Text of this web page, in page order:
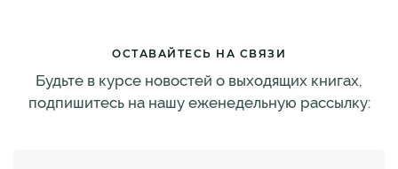
ОСТАВАЙТЕСЬ НА СВЯЗИ
Будьте в курсе новостей о выходящих книгах,
подпишитесь на нашу еженедельную рассылку: